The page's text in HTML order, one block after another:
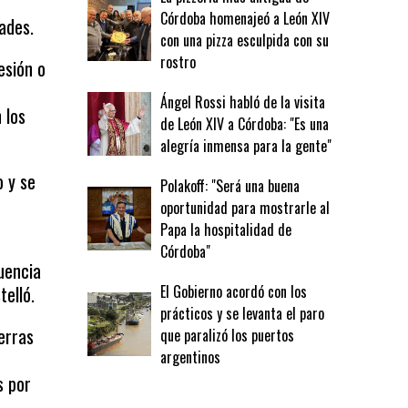
o
y se
por
Córdoba homenajeó a León XIV
con una pizza esculpida con su
rostro
Ángel Rossi habló de la visita
de León XIV a Córdoba: "Es una
alegría inmensa para la gente"
Polakoff: "Será una buena
oportunidad para mostrarle al
Papa la hospitalidad de
Córdoba"
El Gobierno acordó con los
prácticos y se levanta el paro
que paralizó los puertos
argentinos